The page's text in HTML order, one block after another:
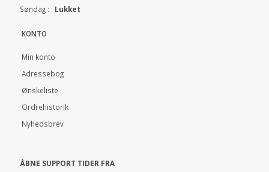
Søndag : Lukket
KONTO
Min konto
Adressebog
Ønskeliste
Ordrehistorik
Nyhedsbrev
ÅBNE SUPPORT TIDER FRA